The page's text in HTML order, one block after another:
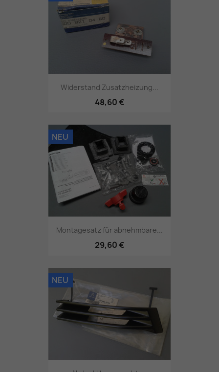
Widerstand Zusatzheizung...
48,60 €
Montagesatz für abnehmbare...
29,60 €
NEU
NEU